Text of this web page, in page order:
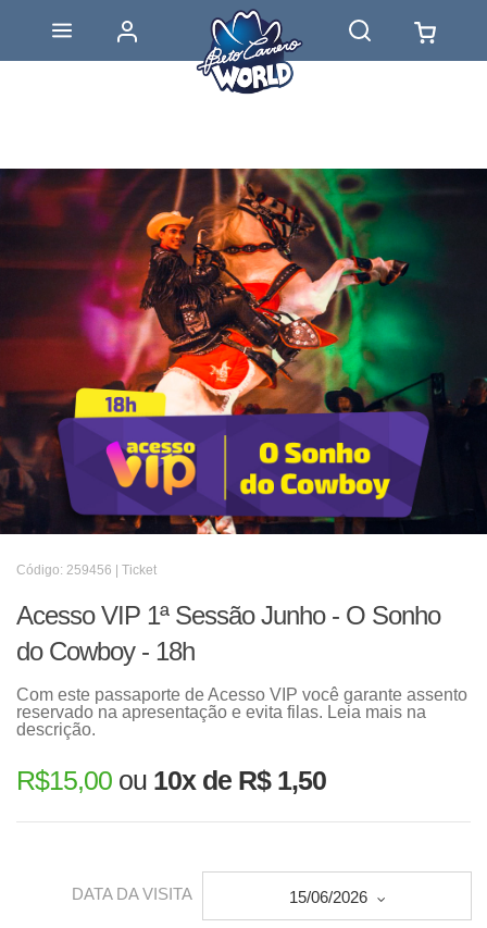
Código: 259456 | Ticket
Acesso VIP 1ª Sessão Junho - O Sonho
do Cowboy - 18h
Com este passaporte de Acesso VIP você garante assento
reservado na apresentação e evita filas. Leia mais na
descrição.
R$15,00 ou 10x de R$ 1,50
DATA DA VISITA 15/06/2026